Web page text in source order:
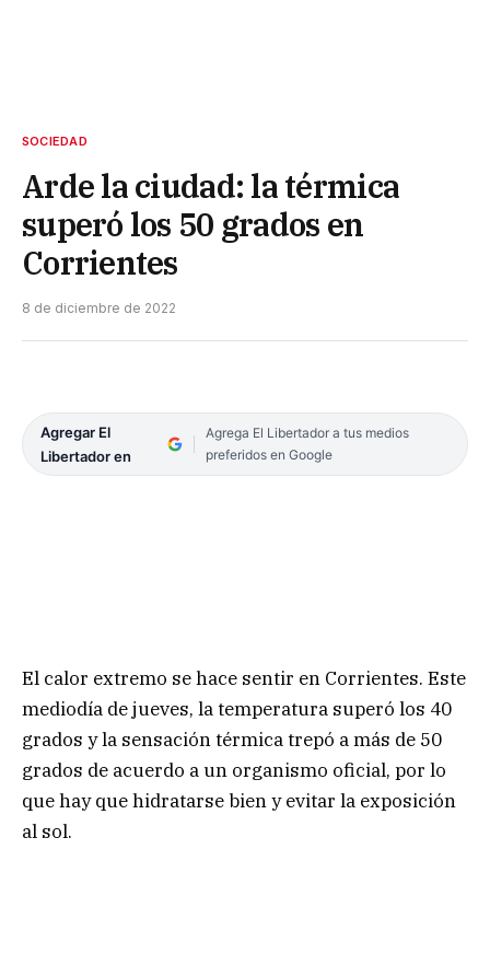
SOCIEDAD
Arde la ciudad: la térmica
superó los 50 grados en
Corrientes
8 de diciembre de 2022
Agregar El
Libertador en
Agrega El Libertador a tus medios
preferidos en Google
El calor extremo se hace sentir en Corrientes. Este
mediodía de jueves, la temperatura superó los 40
grados y la sensación térmica trepó a más de 50
grados de acuerdo a un organismo oficial, por lo
que hay que hidratarse bien y evitar la exposición
al sol.